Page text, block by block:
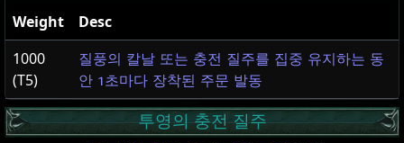
Weight
Desc
1000
(T5)
질풍의 칼날 또는 충전 질주를 집중 유지하는 동
안 1초마다 장착된 주문 발동
투영의 충전 질주